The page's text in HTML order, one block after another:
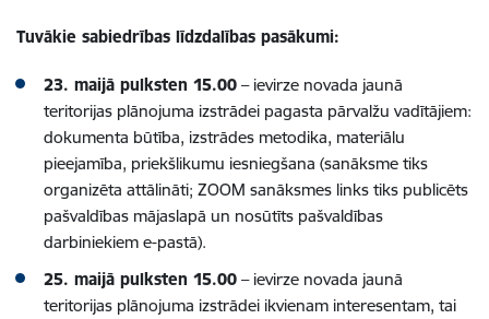
Tuvākie sabiedrības līdzdalības pasākumi:
23. maijā pulksten 15.00 – ievirze novada jaunā
teritorijas plānojuma izstrādei pagasta pārvalžu vadītājiem:
dokumenta būtība, izstrādes metodika, materiālu
pieejamība, priekšlikumu iesniegšana (sanāksme tiks
organizēta attālināti; ZOOM sanāksmes links tiks publicēts
pašvaldības mājaslapā un nosūtīts pašvaldības
darbiniekiem e-pastā).
25. maijā pulksten 15.00 – ievirze novada jaunā
teritorijas plānojuma izstrādei ikvienam interesentam, tai